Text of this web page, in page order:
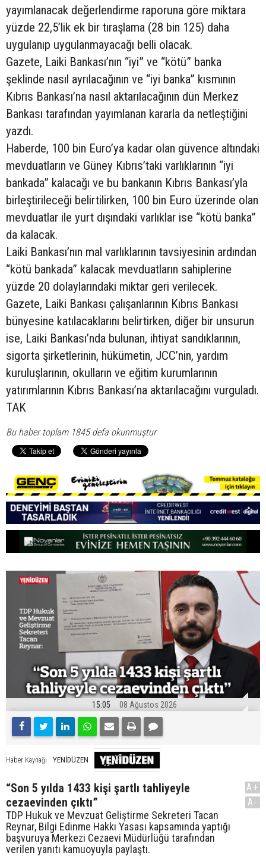
yayımlanacak değerlendirme raporuna göre miktara
yüzde 22,5’lik ek bir tıraşlama (28 bin 125) daha
uygulanıp uygulanmayacağı belli olacak.
Gazete, Laiki Bankası’nın “iyi” ve “kötü” banka
şeklinde nasıl ayrılacağının ve “iyi banka” kısmının
Kıbrıs Bankası’na nasıl aktarılacağının dün Merkez
Bankası tarafından yayımlanan kararla da netleştiğini
yazdı.
Haberde, 100 bin Euro’ya kadar olan güvence altındaki
mevduatların ve Güney Kıbrıs’taki varlıklarının “iyi
bankada” kalacağı ve bu bankanın Kıbrıs Bankası’yla
birleştirileceği belirtilirken, 100 bin Euro üzerinde olan
mevduatlar ile yurt dışındaki varlıklar ise “kötü banka”
da kalacak.
Laiki Bankası’nın mal varlıklarının tavsiyesinin ardından
“kötü bankada” kalacak mevduatların sahiplerine
yüzde 20 dolaylarındaki miktar geri verilecek.
Gazete, Laiki Bankası çalışanlarının Kıbrıs Bankası
bünyesine katılacaklarını belirtirken, diğer bir unsurun
ise, Laiki Bankası’nda bulunan, ihtiyat sandıklarının,
sigorta şirketlerinin, hükümetin, JCC’nin, yardım
kuruluşlarının, okulların ve eğitim kurumlarının
yatırımlarının Kıbrıs Bankası’na aktarılacağını vurguladı.
TAK
Bu haber toplam 1845 defa okunmuştur
15:05 08 Ağustos 2026
Haber Kaynağı YENİDÜZEN
“Son 5 yılda 1433 kişi şartlı tahliyeyle
cezaevinden çıktı”
TDP Hukuk ve Mevzuat Geliştirme Sekreteri Tacan
Reynar, Bilgi Edinme Hakkı Yasası kapsamında yaptığı
başvuruya Merkezi Cezaevi Müdürlüğü tarafından
verilen yanıtı kamuoyuyla paylaştı.
A+
A-